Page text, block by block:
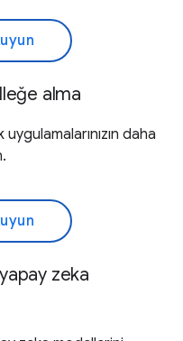
alma
daha
zeka